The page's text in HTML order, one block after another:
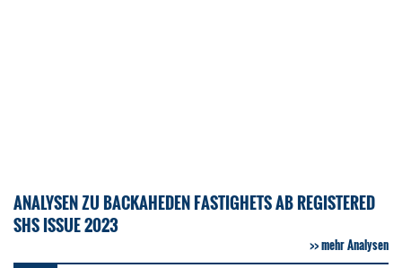
ANALYSEN ZU BACKAHEDEN FASTIGHETS AB REGISTERED
SHS ISSUE 2023
mehr Analysen